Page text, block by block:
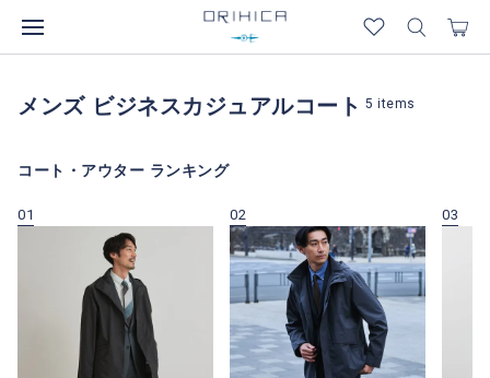
メンズ ビジネスカジュアルコート 5 items
コート・アウター ランキング
01 02 03